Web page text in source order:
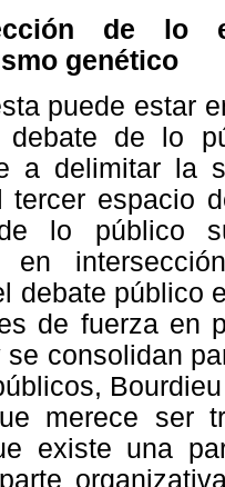
de
genético
puede estar
debate de lo
a delimitar la
tercer espacio
lo público
en
debate público
de fuerza en
consolidan
merece ser
existe una